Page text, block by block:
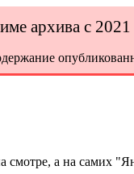
архива с
а на самих